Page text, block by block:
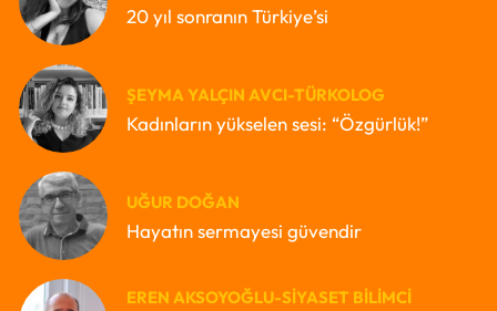
20 yıl sonranın Türkiye’si
ŞEYMA YALÇIN AVCI-TÜRKOLOG
Kadınların yükselen sesi: “Özgürlük!”
UĞUR DOĞAN
Hayatın sermayesi güvendir
EREN AKSOYOĞLU-SIYASET BILIMCI